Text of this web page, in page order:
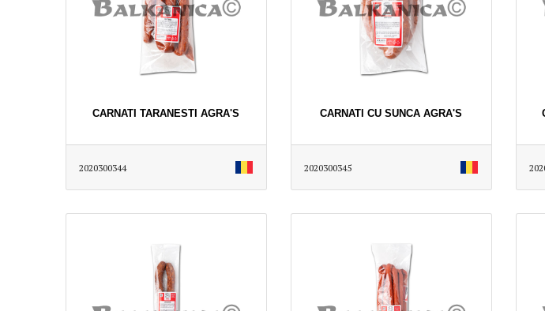
CARNATI TARANESTI AGRA'S
2020300344
CARNATI CU SUNCA AGRA'S
2020300345